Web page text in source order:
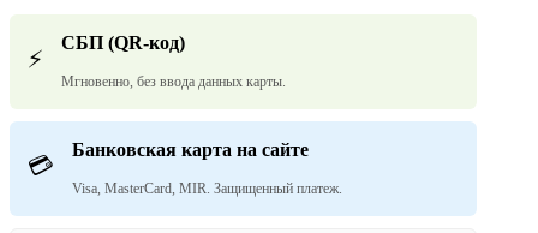
⚡
СБП (QR-код)
Мгновенно, без ввода данных карты.
💳
Банковская карта на сайте
Visa, MasterCard, MIR. Защищенный платеж.